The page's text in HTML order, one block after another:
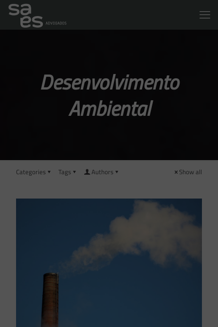
Desenvolvimento
Ambiental
Categories Tags Authors Show all